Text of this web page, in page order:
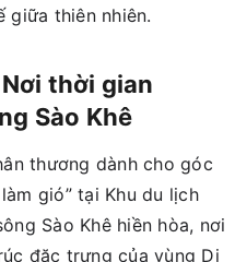
giữa thiên nhiên.
Nơi thời gian
Sào Khê
thương dành cho góc
gió” tại Khu du lịch
Sào Khê hiền hòa, nơi
đặc trưng của vùng Di